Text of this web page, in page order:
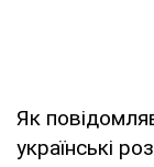
Як
українські